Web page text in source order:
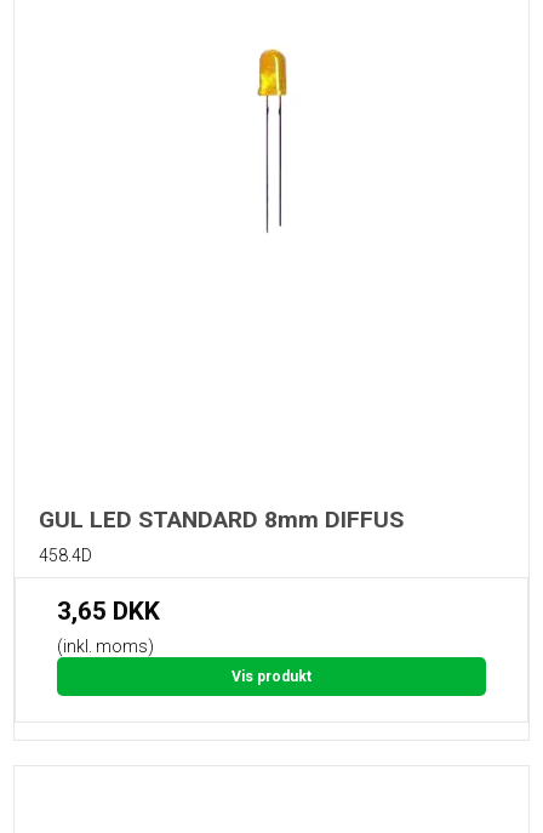
GUL LED STANDARD 8mm DIFFUS
458.4D
3,65 DKK
(inkl. moms)
Vis produkt